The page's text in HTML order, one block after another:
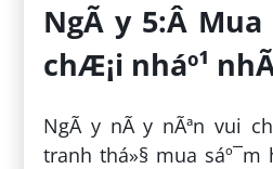
NgÃ y 5:Â Mua
chÆ¡i nháº¹
NgÃ y nÃ y nÃªn vui
tranh thá»§ mua sáº¯m